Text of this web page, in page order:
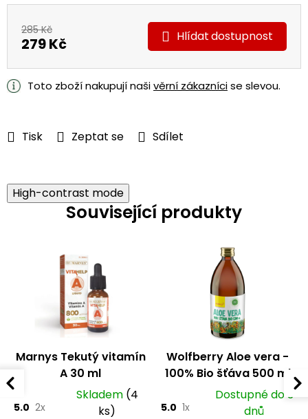
Tisk Zeptat se Sdílet
285 Kč
279 Kč
cena:
Hlídat
Toto zboží nakupují našivěrní zákaznícise slevou.
High-contrast mode
Související produkty
Marnys Tekutý vitamín
A 30 ml
5.0 2x
Skladem (4
ks)
Wolfberry Aloe vera -
100% Bio šťáva 500 ml
5.0 1x
Dostupné do 3
dnů